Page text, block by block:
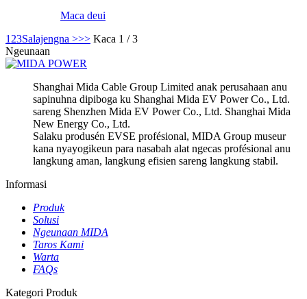
Maca deui
1 23Salajengna >>> Kaca 1 / 3
Ngeunaan
Shanghai Mida Cable Group Limited anak perusahaan anu
sapinuhna dipiboga ku Shanghai Mida EV Power Co., Ltd.
sareng Shenzhen Mida EV Power Co., Ltd. Shanghai Mida
New Energy Co., Ltd.
Salaku produsén EVSE profésional, MIDA Group museur
kana nyayogikeun para nasabah alat ngecas profésional anu
langkung aman, langkung efisien sareng langkung stabil.
Informasi
Produk
Solusi
Ngeunaan MIDA
Taros Kami
Warta
FAQs
Kategori Produk